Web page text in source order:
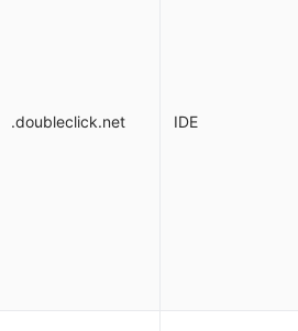
.doubleclick.net IDE